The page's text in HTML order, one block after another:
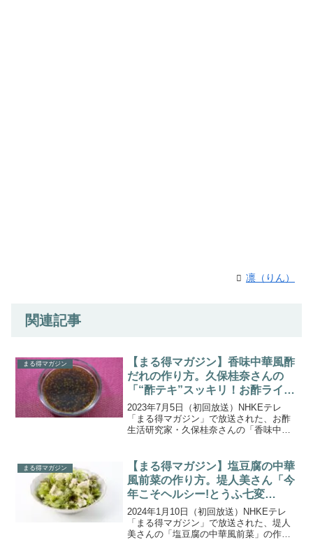
凛（りん）
関連記事
まる得マガジン
【まる得マガジン】香味中華風酢
だれの作り方。久保桂奈さんの
「“酢テキ”スッキリ！お酢ライ
フ」。
2023年7月5日（初回放送）NHKEテレ
「まる得マガジン」で放送された、お酢
生活研究家・久保桂奈さんの「香味中華
な働きがある酢。「“酢テキ”スッキリ！お
酢ライフ」では...
まる得マガジン
【まる得マガジン】塩豆腐の中華
風前菜の作り方。堤人美さん「今
年こそヘルシー!とうふ七変
化」。
2024年1月10日（初回放送）NHKEテレ
「まる得マガジン」で放送された、堤人
美さんの「塩豆腐の中華風前菜」の作り